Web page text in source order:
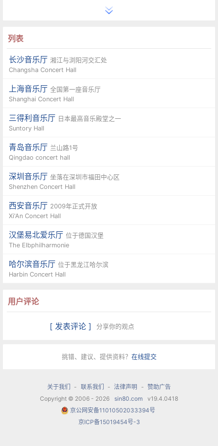
列表
长沙音乐厅湘江与浏阳河交汇处
Changsha Concert Hall
上海音乐厅全国第一座音乐厅
Shanghai Concert Hall
三得利音乐厅 日本最高音乐殿堂之一
Suntory Hall
青岛音乐厅 兰山路1号
Qingdao concert hall
深圳音乐厅坐落在深圳市福田中心区
Shenzhen Concert Hall
西安音乐厅 2009年正式开放
Xi'An Concert Hall
汉堡易北爱乐厅位于德国汉堡
The Elbphilharmonie
哈尔滨音乐厅位于黑龙江哈尔滨
Harbin Concert Hall
用户评论
[ 发表评论 ] 分享你的观点
挑错、建议、提供资料？ 在线提交
关于我们 - 联系我们 - 法律声明 - 赞助广告
Copyright © 2006 - 2026
sin80.com
v19.4.0418
京公网安备11010502033394号
京ICP备15019454号-3